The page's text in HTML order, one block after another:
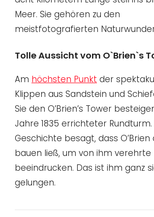
Meer. Sie gehören zu den
meistfotografierten
Tolle Aussicht vom O`Brien`s
Am höchsten Punkt der
Klippen aus Sandstein und
Sie den O’Brien’s Tower
Jahre 1835 errichteter Rundturm.
Geschichte besagt, dass
bauen ließ, um von ihm verehrte
beeindrucken. Das ist ihm ganz
gelungen.